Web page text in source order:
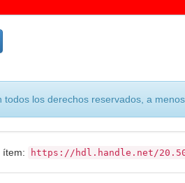
los derechos reservados, a
ítem: https://hdl.handle.net/